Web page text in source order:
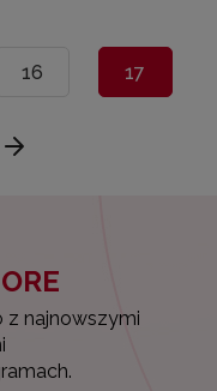
16 17
z najnowszymi